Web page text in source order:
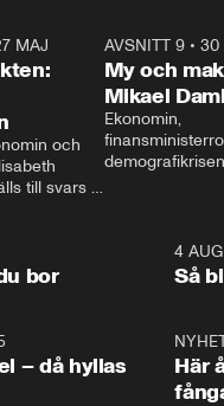
MAJ
och
till svars
AVSNITT 9• 30
My och
Mikael
Ekonomin,
och Makten.
1:06
bor
4
Så
– då hyllas
Här